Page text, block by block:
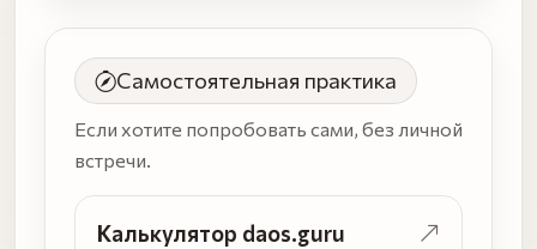
Самостоятельная практика
Если хотите попробовать сами, без личной
встречи.
Калькулятор daos.guru